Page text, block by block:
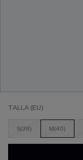
TALLA (EU)
S(38) M(40)